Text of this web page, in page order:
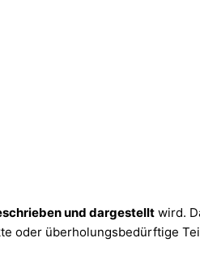
und dargestelltwird.
oder überholungsbedürftige